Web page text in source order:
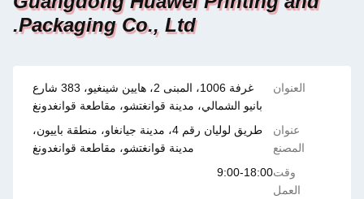
Packaging Co., Ltd.
العنوان
غرفة 1006، المبنى 2، هايين شينغيو، 383 شارع
بانيو الشمالي، مدينة قوانغتشو، مقاطعة قوانغدونغ
عنوان
المصنع
طريق لوليان رقم 4، مدينة جيانغاو، منطقة باييون،
مدينة قوانغتشو، مقاطعة قوانغدونغ
وقت
العمل
9:00-18:00